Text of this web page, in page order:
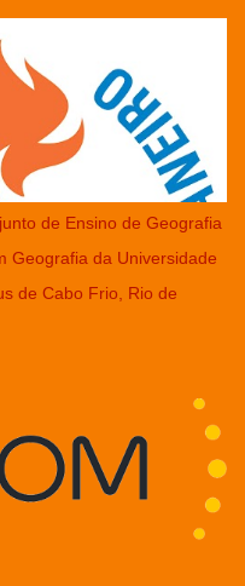
de Ensino de Geografia
Geografia da Universidade
de Cabo Frio, Rio de